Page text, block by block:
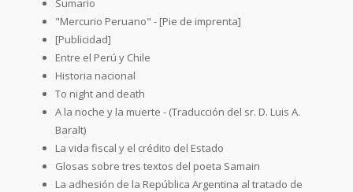
"Mercurio Peruano" - [Pie de imprenta]
[Publicidad]
Entre el Perú y Chile
Historia nacional
To night and death
A la noche y la muerte - (Traducción del sr. D. Luis A.
Baralt)
La vida fiscal y el crédito del Estado
Glosas sobre tres textos del poeta Samain
La adhesión de la República Argentina al tratado de